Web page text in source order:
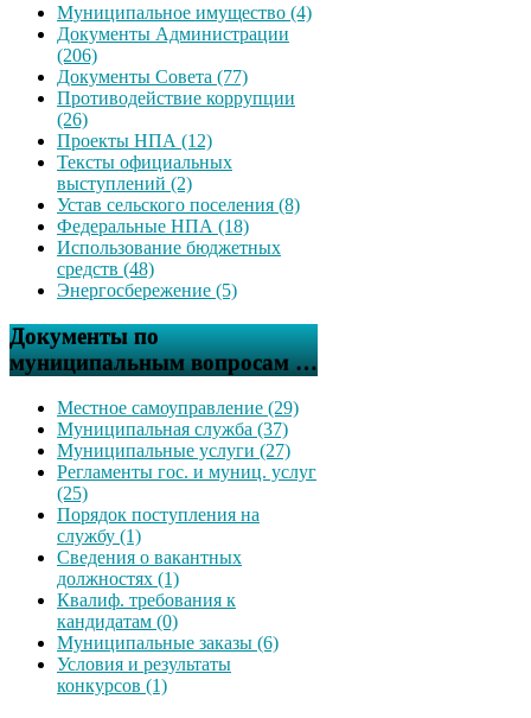
Муниципальное имущество (4)
Документы Администрации
(206)
Документы Совета (77)
Противодействие коррупции
(26)
Проекты НПА (12)
Тексты официальных
выступлений (2)
Устав сельского поселения (8)
Федеральные НПА (18)
Использование бюджетных
средств (48)
Энергосбережение (5)
Документы по
муниципальным вопросам …
Местное самоуправление (29)
Муниципальная служба (37)
Муниципальные услуги (27)
Регламенты гос. и муниц. услуг
(25)
Порядок поступления на
службу (1)
Сведения о вакантных
должностях (1)
Квалиф. требования к
кандидатам (0)
Муниципальные заказы (6)
Условия и результаты
конкурсов (1)